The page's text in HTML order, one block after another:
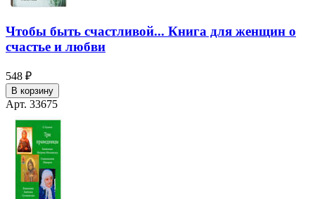
Чтобы быть счастливой... Книга для женщин о
счастье и любви
548 ₽
В корзину
Арт. 33675